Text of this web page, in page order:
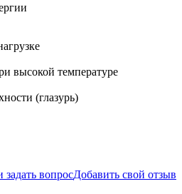
высокой температуре
(глазурь)
вопросДобавить свой отзыв